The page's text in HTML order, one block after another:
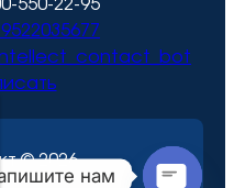
550-22-95
© 2026
нам